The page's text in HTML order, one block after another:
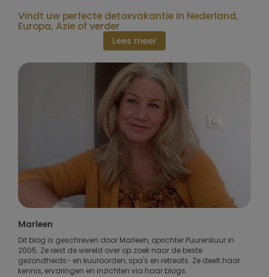
Vindt uw perfecte detoxvakantie in Nederland,
Europa, Azie of verder
Lees meer
Marleen
Dit blog is geschreven door Marleen, oprichter Puurenkuur in
2005. Ze reist de wereld over op zoek naar de beste
gezondheids- en kuuroorden, spa's en retreats. Ze deelt haar
kennis, ervaringen en inzichten via haar blogs.